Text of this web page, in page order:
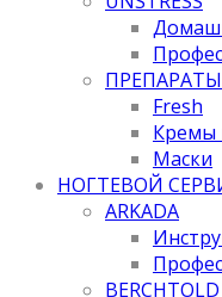
Fresh
Кремы
Маски
НОГТЕВОЙ
ARKADA
BERCHTOLD